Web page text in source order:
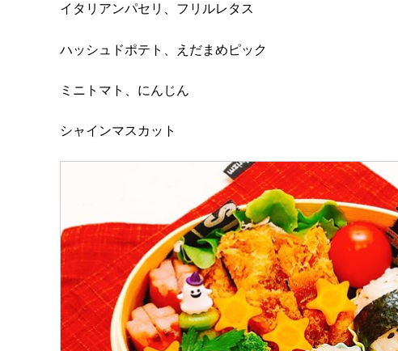
イタリアンパセリ、フリルレタス
ハッシュドポテト、えだまめピック
ミニトマト、にんじん
シャインマスカット